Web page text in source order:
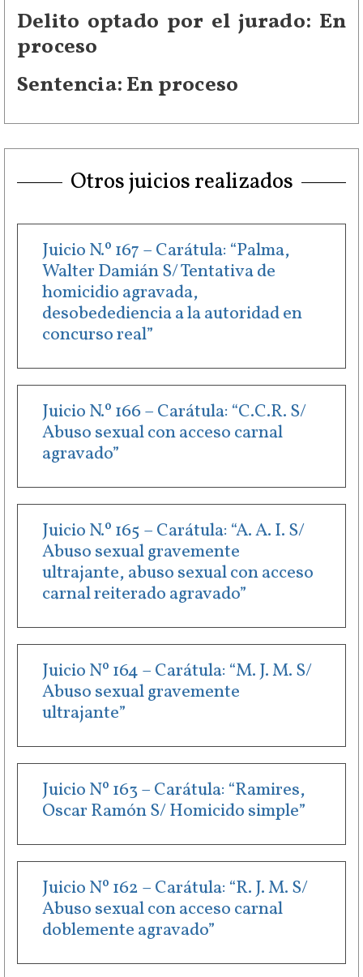
Delito optado por el jurado: En
proceso
Sentencia: En proceso
Otros juicios realizados
Juicio N.º 167 – Carátula: “Palma,
Walter Damián S/ Tentativa de
homicidio agravada,
desobedediencia a la autoridad en
concurso real”
Juicio N.º 166 – Carátula: “C.C.R. S/
Abuso sexual con acceso carnal
agravado”
Juicio N.º 165 – Carátula: “A. A. I. S/
Abuso sexual gravemente
ultrajante, abuso sexual con acceso
carnal reiterado agravado”
Juicio Nº 164 – Carátula: “M. J. M. S/
Abuso sexual gravemente
ultrajante”
Juicio Nº 163 – Carátula: “Ramires,
Oscar Ramón S/ Homicido simple”
Juicio Nº 162 – Carátula: “R. J. M. S/
Abuso sexual con acceso carnal
doblemente agravado”